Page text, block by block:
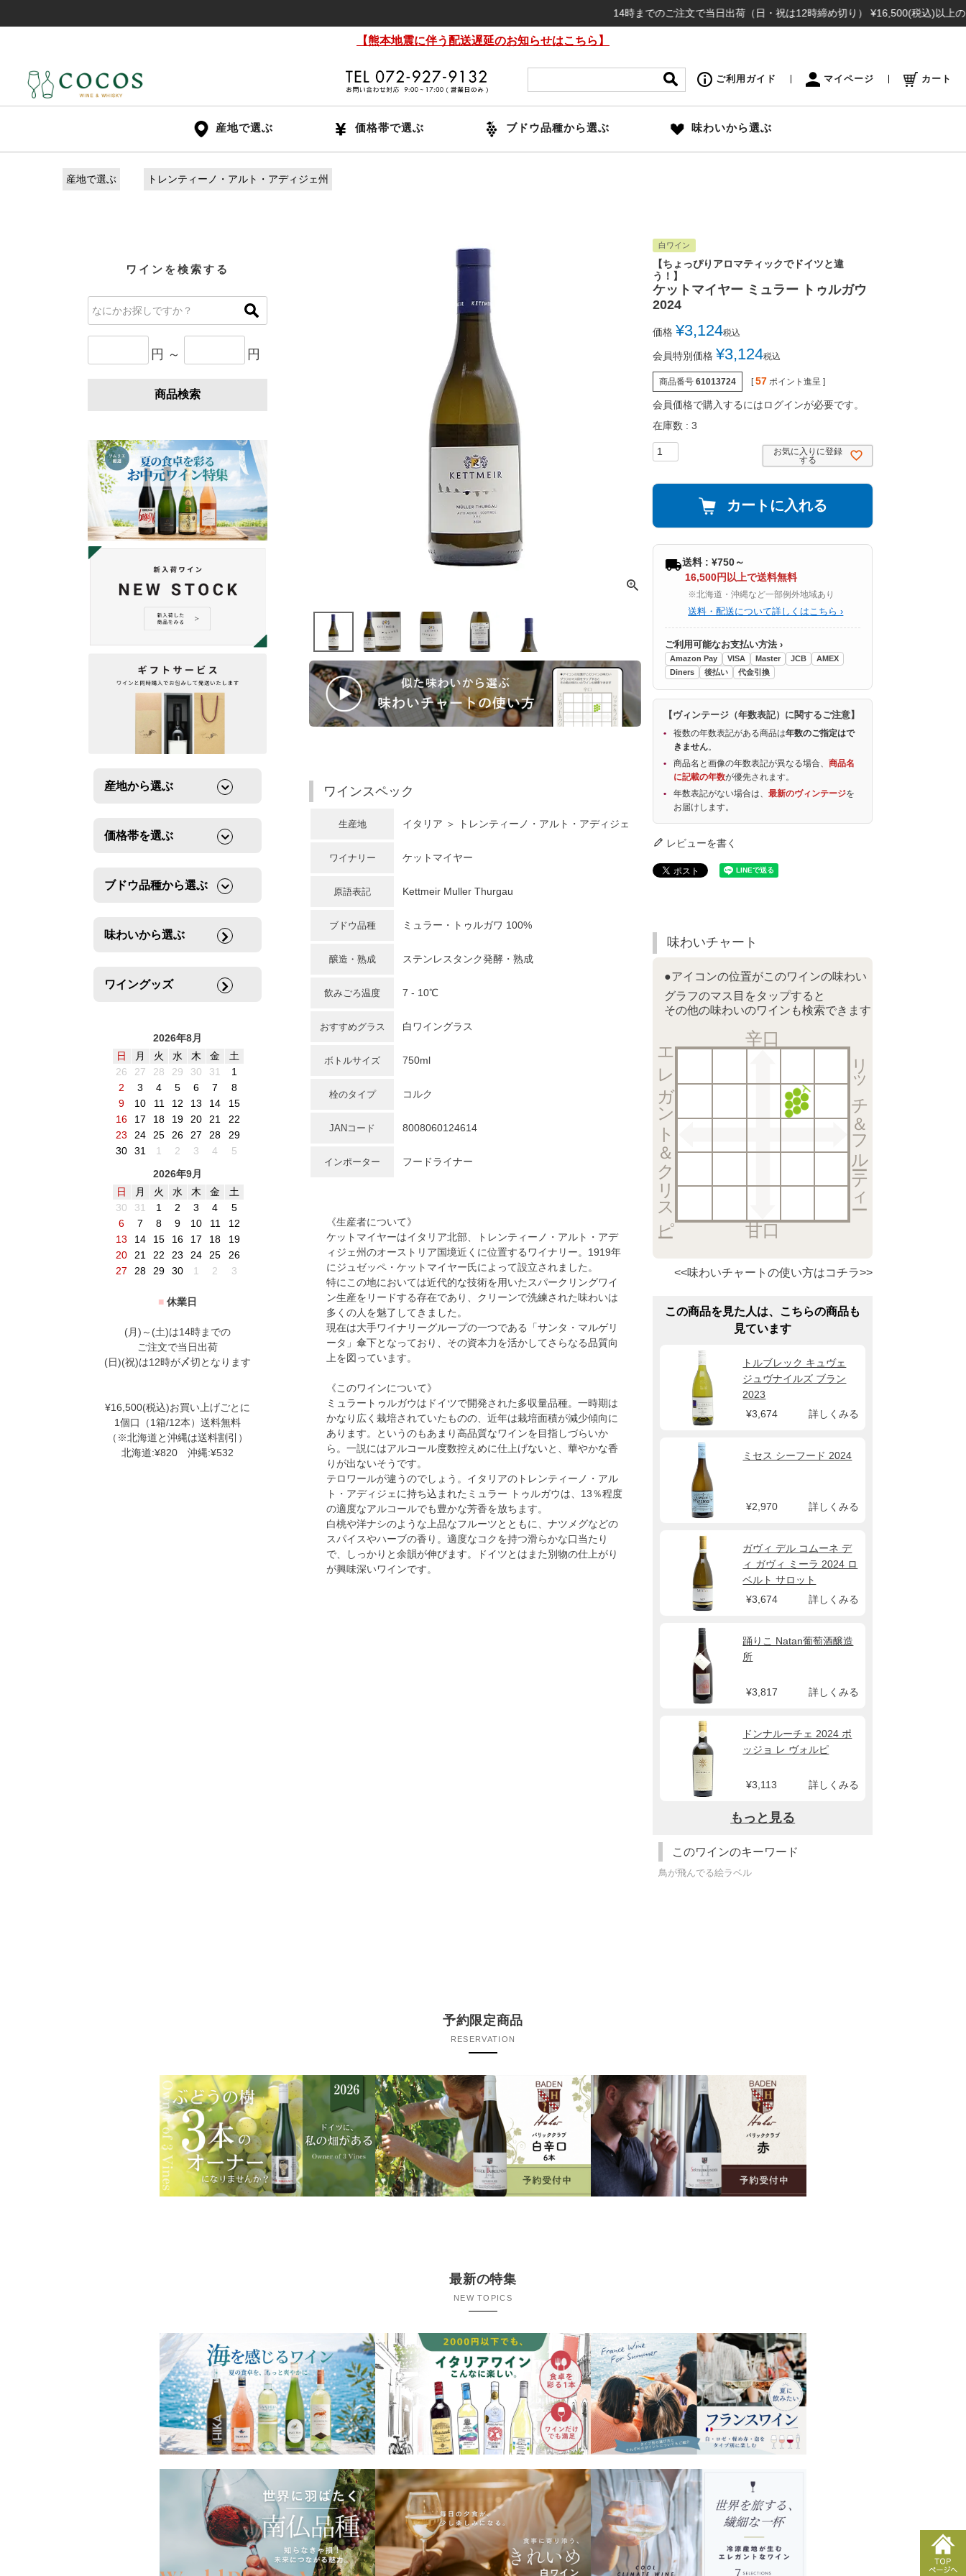
14時までのご注文で当日出荷（日・祝は12時締め切り） ¥16,500(税込)以上のお買い
【熊本地震に伴う配送遅延のお知らせはこちら】
ご利用ガイド マイページ カート
産地で選ぶ 価格帯で選ぶ ブドウ品種から選ぶ 味わいから選ぶ
産地で選ぶ トレンティーノ・アルト・アディジェ州
ワインを検索する
円 ～ 円
商品検索
産地から選ぶ
価格帯を選ぶ
ブドウ品種から選ぶ
味わいから選ぶ
ワイングッズ
2026年8月
日
月 火 水 木 金
土
26
27 28 29 30 31
1
2
3 4 5 6 7
8
9
10 11 12 13 14
15
16
17 18 19 20 21
22
23
24 25 26 27 28
29
30
31 1 2 3 4
5
2026年9月
日
月 火 水 木 金
土
30
31 1 2 3 4
5
6
7 8 9 10 11
12
13
14 15 16 17 18
19
20
21 22 23 24 25
26
27
28 29 30 1 2 3
■ 休業日
(月)～(土)は14時までの
ご注文で当日出荷
(日)(祝)は12時が〆切となります
¥16,500(税込)お買い上げごとに
1個口（1箱/12本）送料無料
（※北海道と沖縄は送料割引）
北海道:¥820 沖縄:¥532
ワインスペック
生産地 イタリア ＞ トレンティーノ・アルト・アディジェ
ワイナリー ケットマイヤー
原語表記 Kettmeir Muller Thurgau
ブドウ品種 ミュラー・トゥルガワ 100%
醸造・熟成 ステンレスタンク発酵・熟成
飲みごろ温度 7 - 10℃
おすすめグラス 白ワイングラス
ボトルサイズ 750ml
栓のタイプ コルク
JANコード 8008060124614
インポーター フードライナー
《生産者について》
ケットマイヤーはイタリア北部、トレンティーノ・アルト・アデ
ィジェ州のオーストリア国境近くに位置するワイナリー。1919年
にジュゼッペ・ケットマイヤー氏によって設立されました。
特にこの地においては近代的な技術を用いたスパークリングワイ
ン生産をリードする存在であり、クリーンで洗練された味わいは
多くの人を魅了してきました。
現在は大手ワイナリーグループの一つである「サンタ・マルゲリ
ータ」傘下となっており、その資本力を活かしてさらなる品質向
上を図っています。
《このワインについて》
ミュラートゥルガウはドイツで開発された多収量品種。一時期は
かなり広く栽培されていたものの、近年は栽培面積が減少傾向に
あります。というのもあまり高品質なワインを目指しづらいか
ら。一説にはアルコール度数控えめに仕上げないと、華やかな香
りが出ないそうです。
テロワールが違うのでしょう。イタリアのトレンティーノ・アル
ト・アディジェに持ち込まれたミュラー トゥルガウは、13％程度
の適度なアルコールでも豊かな芳香を放ちます。
白桃や洋ナシのような上品なフルーツとともに、ナツメグなどの
スパイスやハーブの香り。適度なコクを持つ滑らかな口当たり
で、しっかりと余韻が伸びます。ドイツとはまた別物の仕上がり
が興味深いワインです。
白ワイン
【ちょっぴりアロマティックでドイツと違
う！】
ケットマイヤー ミュラー トゥルガウ
2024
価格 ¥3,124税込
会員特別価格 ¥3,124税込
商品番号 61013724 [ 57 ポイント進呈 ]
会員価格で購入するにはログインが必要です。
在庫数
3
お気に入りに登録
する
カートに入れる
送料 : ¥750～
16,500円以上で送料無料
※北海道・沖縄など一部例外地域あり
送料・配送について詳しくはこちら ›
ご利用可能なお支払い方法 ›
Amazon Pay VISA Master JCB
AMEX
Diners
後払い 代金引換
【ヴィンテージ（年数表記）に関するご注意】
複数の年数表記がある商品は年数のご指定はで
きません。
商品名と画像の年数表記が異なる場合、商品名
に記載の年数が優先されます。
年数表記がない場合は、最新のヴィンテージを
お届けします。
レビューを書く
味わいチャート
●アイコンの位置がこのワインの味わい
グラフのマス目をタップすると
その他の味わいのワインも検索できます
辛口
リッチ＆フルーティー
甘口
エレガント＆クリスピー
<<味わいチャートの使い方はコチラ>>
この商品を見た人は、こちらの商品も
見ています
トルブレック キュヴェ
ジュヴナイルズ ブラン
2023
¥3,674
詳しくみる
ミセス シーフード 2024
¥2,970 詳しくみる
ガヴィ デル コムーネ デ
ィ ガヴィ ミーラ 2024 ロ
ベルト サロット
¥3,674
詳しくみる
踊りこ Natan葡萄酒醸造
所
¥3,817 詳しくみる
ドンナルーチェ 2024 ポ
ッジョ レ ヴォルピ
¥3,113 詳しくみる
もっと見る
このワインのキーワード
鳥が飛んでる絵ラベル
予約限定商品
RESERVATION
最新の特集
NEW TOPICS